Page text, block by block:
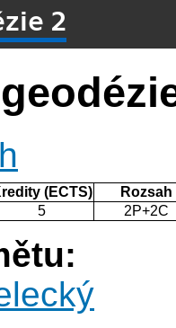
2
(ECTS)
Rozsah
5 2P+2C